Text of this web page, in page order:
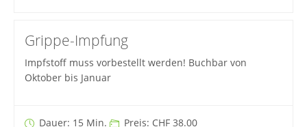
Grippe-Impfung
Impfstoff muss vorbestellt werden! Buchbar von
Oktober bis Januar
Dauer: 15 Min. Preis: CHF 38.00